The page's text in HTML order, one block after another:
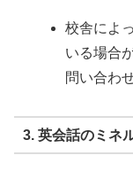
校舎によ
いる場合
問い合わ
3. 英会話のミネ